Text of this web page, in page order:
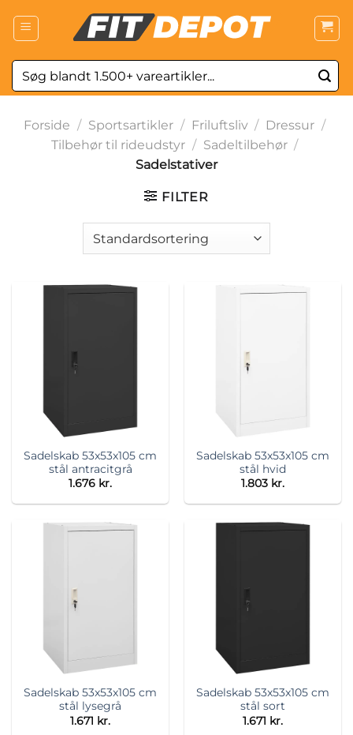
Søg
efter:
Forside / Sportsartikler / Friluftsliv / Dressur /
Tilbehør til rideudstyr / Sadeltilbehør /
Sadelstativer
FILTER
Sadelskab 53x53x105 cm
stål antracitgrå
1.676 kr.
Sadelskab 53x53x105 cm
stål hvid
1.803 kr.
Sadelskab 53x53x105 cm
stål lysegrå
1.671 kr.
Sadelskab 53x53x105 cm
stål sort
1.671 kr.